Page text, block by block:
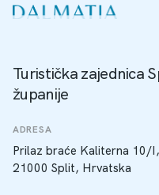
Turistička zajednica
županije
ADRESA
Prilaz braće Kaliterna 10/
21000 Split, Hrvatska